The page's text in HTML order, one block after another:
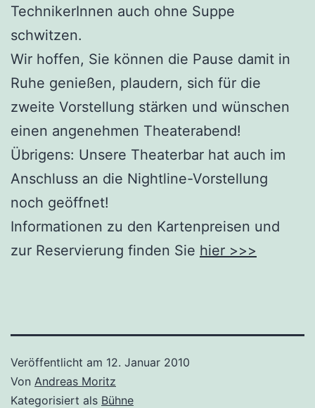
TechnikerInnen auch ohne Suppe
schwitzen.
Wir hoffen, Sie können die Pause damit in
Ruhe genießen, plaudern, sich für die
zweite Vorstellung stärken und wünschen
einen angenehmen Theaterabend!
Übrigens: Unsere Theaterbar hat auch im
Anschluss an die Nightline-Vorstellung
noch geöffnet!
Informationen zu den Kartenpreisen und
zur Reservierung finden Sie hier >>>
Veröffentlicht am 12. Januar 2010
Von Andreas Moritz
Kategorisiert als Bühne